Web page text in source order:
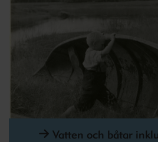
Vatten och båtar